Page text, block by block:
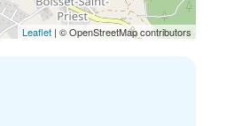
Leaflet | © OpenStreetMap contributors